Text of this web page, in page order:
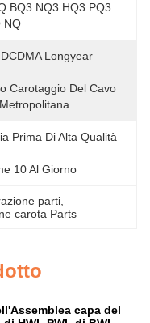
BQ3 NQ3 HQ3 PQ3
NQ
Longyear
Carotaggio Del Cavo
Prima Di Alta Qualità
10 Al Giorno
parti
carota Parts
capa del